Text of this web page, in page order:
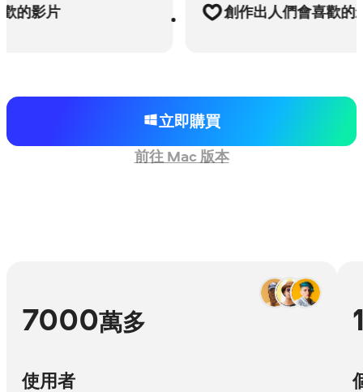
影片 創作出人們會喜歡的影片
立即購買
前往 Mac 版本
7000萬多
使用者